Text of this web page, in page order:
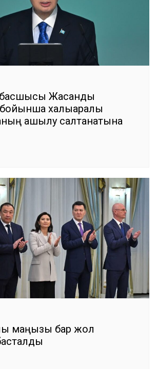
Жасанды
халықаралық
ашылу салтанатына
маңызы бар жол